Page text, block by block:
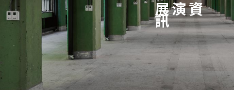
展演資
訊